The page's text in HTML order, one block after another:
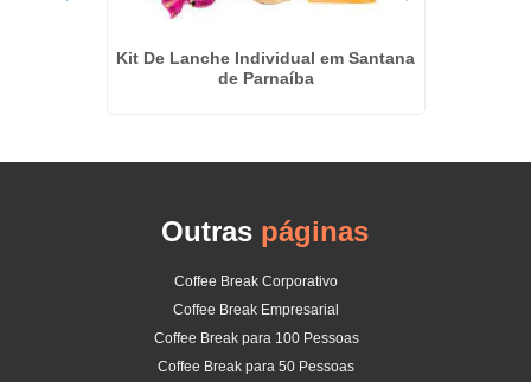
Kit De Lanche Individual em Santana
de Parnaíba
Outras páginas
Coffee Break Corporativo
Coffee Break Empresarial
Coffee Break para 100 Pessoas
Coffee Break para 50 Pessoas